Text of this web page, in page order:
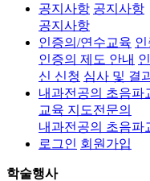
공지사항 공지사항
공지사항
인증의/연수교육
인증의 제도 안내
신 신청 심사 및 결
내과전공의 초음파
교육 지도전문의
내과전공의 초음파
로그인 회원가입
학술행사